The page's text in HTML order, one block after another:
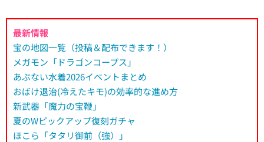
最新情報
宝の地図一覧（投稿＆配布できます！）
メガモン「ドラゴンコープス」
あぶない水着2026イベントまとめ
おばけ退治(冷えたキモ)の効率的な進め方
新武器「魔力の宝鞭」
夏のWピックアップ復刻ガチャ
ほこら「タタリ御前（強）」